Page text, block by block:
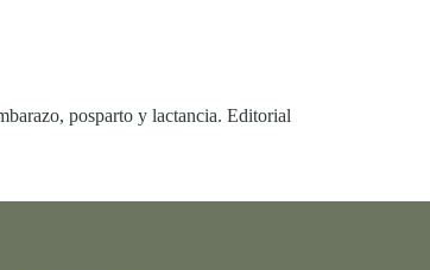
posparto y lactancia. Editorial